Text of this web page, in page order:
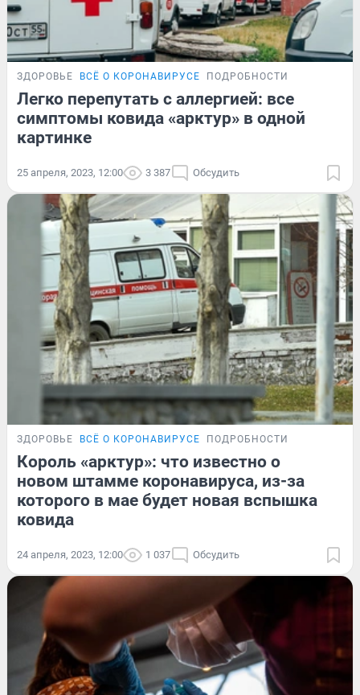
ЗДОРОВЬЕ ВСЁ О КОРОНАВИРУСЕ ПОДРОБНОСТИ
Легко перепутать с аллергией: все
симптомы ковида «арктур» в одной
картинке
25 апреля, 2023, 12:00 3 387 Обсудить
ЗДОРОВЬЕ ВСЁ О КОРОНАВИРУСЕ ПОДРОБНОСТИ
Король «арктур»: что известно о
новом штамме коронавируса, из-за
которого в мае будет новая вспышка
ковида
24 апреля, 2023, 12:00 1 037 Обсудить